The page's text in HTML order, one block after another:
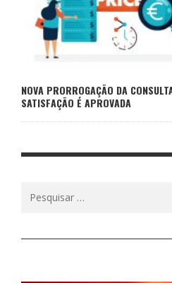
NOVA PRORROGAÇÃO DA
SATISFAÇÃO É APROVADA